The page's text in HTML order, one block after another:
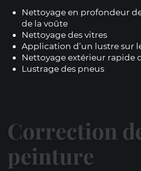
Nettoyage en profondeur
de la voûte
Nettoyage des vitres
Application d’un lustre sur
Nettoyage extérieur rapide
Lustrage des pneus
Correction
peinture